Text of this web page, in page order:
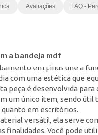
Avaliações FAQ -
a bandeja mdf
em pinus une a
com uma estética que
peça é desenvolvida para
um único item, sendo útil
em escritórios.
versátil, ela serve
finalidades. Você pode